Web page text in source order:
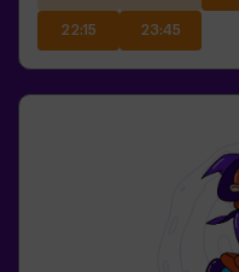
22:15 23:45